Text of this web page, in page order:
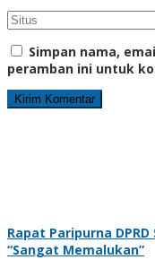
Simpan nama,
peramban ini untuk
Rapat Paripurna
“Sangat Memalukan”